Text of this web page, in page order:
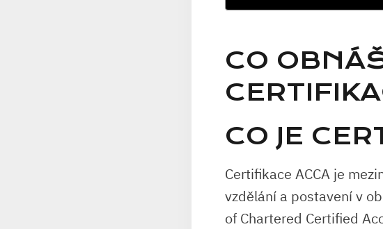
CO
CO JE
Certifikace ACCA je
vzdělání a postavení v
of Chartered Certified